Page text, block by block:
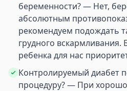
беременности? — Нет,
абсолютным
рекомендуем подождать
грудного
ребенка для нас
Контролируемый диабет
процедуру? — При